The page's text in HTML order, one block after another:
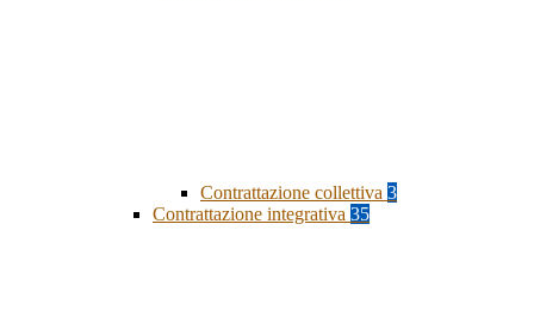
Contrattazione collettiva 3
Contrattazione integrativa 35